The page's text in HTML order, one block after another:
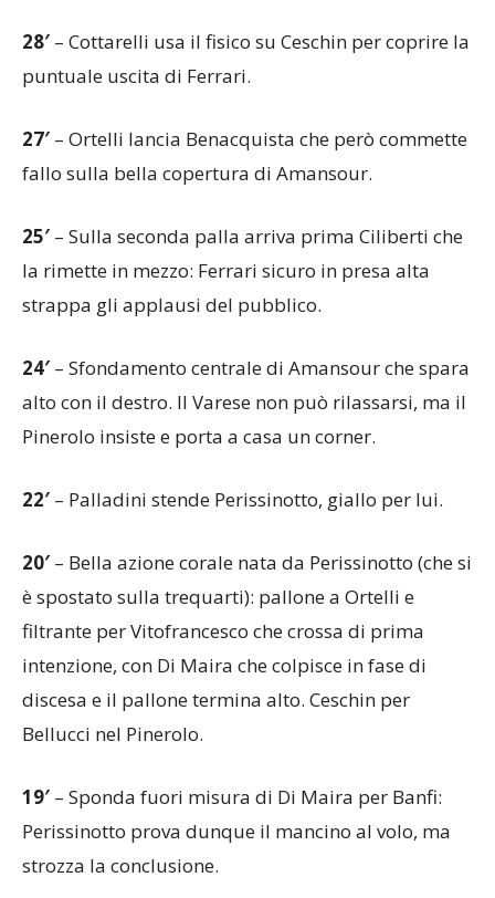
28′ – Cottarelli usa il fisico su Ceschin per coprire la
puntuale uscita di Ferrari.
27′ – Ortelli lancia Benacquista che però commette
fallo sulla bella copertura di Amansour.
25′ – Sulla seconda palla arriva prima Ciliberti che
la rimette in mezzo: Ferrari sicuro in presa alta
strappa gli applausi del pubblico.
24′ – Sfondamento centrale di Amansour che spara
alto con il destro. Il Varese non può rilassarsi, ma il
Pinerolo insiste e porta a casa un corner.
22′ – Palladini stende Perissinotto, giallo per lui.
20′ – Bella azione corale nata da Perissinotto (che si
è spostato sulla trequarti): pallone a Ortelli e
filtrante per Vitofrancesco che crossa di prima
intenzione, con Di Maira che colpisce in fase di
discesa e il pallone termina alto. Ceschin per
Bellucci nel Pinerolo.
19′ – Sponda fuori misura di Di Maira per Banfi:
Perissinotto prova dunque il mancino al volo, ma
strozza la conclusione.